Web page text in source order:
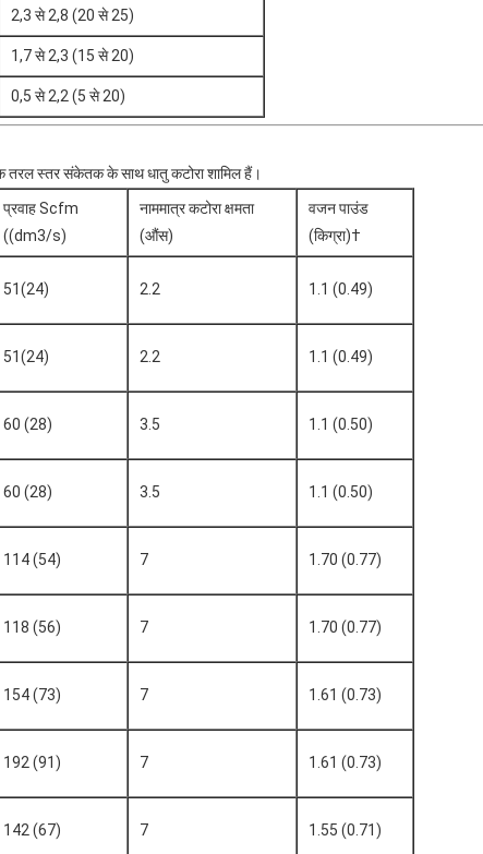
2,3 से 2,8 (20 से 25)
1,7 से 2,3 (15 से 20)
0,5 से 2,2 (5 से 20)
तरल स्तर संकेतक के साथ धातु कटोरा शामिल हैं।
प्रवाह Scfm
((dm3/s)
नाममात्र कटोरा क्षमता
(औंस)
वजन पाउंड
(किग्रा)†
51(24) 2.2 1.1 (0.49)
51(24) 2.2 1.1 (0.49)
60 (28) 3.5 1.1 (0.50)
60 (28) 3.5 1.1 (0.50)
114 (54) 7 1.70 (0.77)
118 (56) 7 1.70 (0.77)
154 (73) 7 1.61 (0.73)
192 (91) 7 1.61 (0.73)
142 (67) 7 1.55 (0.71)